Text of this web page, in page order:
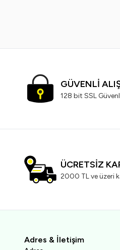
GÜVENLİ
128 bit SSL
ÜCRETSİZ
2000 TL ve üzeri
Adres & İletişim